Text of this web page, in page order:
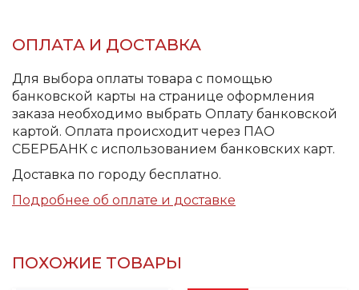
ОПЛАТА И ДОСТАВКА
Для выбора оплаты товара с помощью
банковской карты на странице оформления
заказа необходимо выбрать Оплату банковской
картой. Оплата происходит через ПАО
СБЕРБАНК с использованием банковских карт.
Доставка по городу бесплатно.
Подробнее об оплате и доставке
ПОХОЖИЕ ТОВАРЫ